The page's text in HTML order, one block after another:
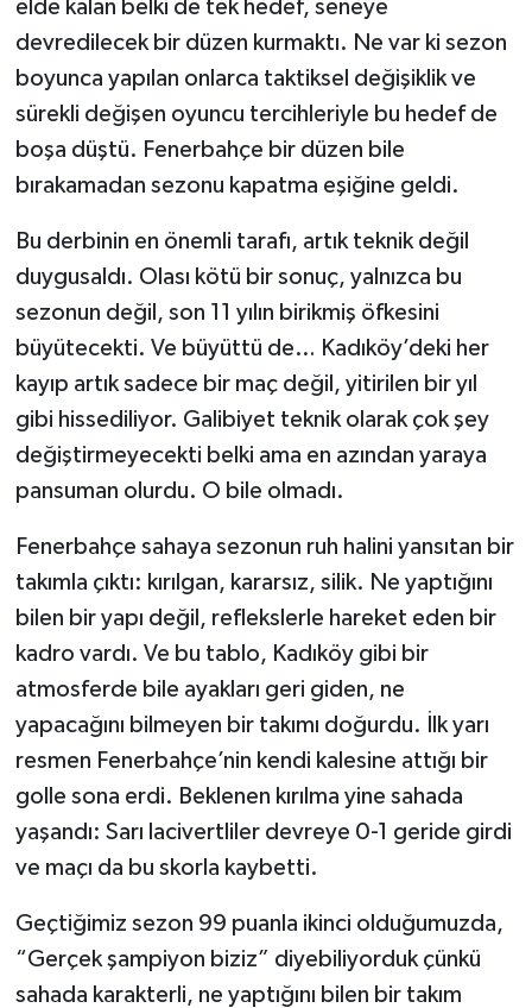
elde kalan belki de tek hedef, seneye
devredilecek bir düzen kurmaktı. Ne var ki sezon
boyunca yapılan onlarca taktiksel değişiklik ve
sürekli değişen oyuncu tercihleriyle bu hedef de
boşa düştü. Fenerbahçe bir düzen bile
bırakamadan sezonu kapatma eşiğine geldi.
Bu derbinin en önemli tarafı, artık teknik değil
duygusaldı. Olası kötü bir sonuç, yalnızca bu
sezonun değil, son 11 yılın birikmiş öfkesini
büyütecekti. Ve büyüttü de… Kadıköy’deki her
kayıp artık sadece bir maç değil, yitirilen bir yıl
gibi hissediliyor. Galibiyet teknik olarak çok şey
değiştirmeyecekti belki ama en azından yaraya
pansuman olurdu. O bile olmadı.
Fenerbahçe sahaya sezonun ruh halini yansıtan bir
takımla çıktı: kırılgan, kararsız, silik. Ne yaptığını
bilen bir yapı değil, reflekslerle hareket eden bir
kadro vardı. Ve bu tablo, Kadıköy gibi bir
atmosferde bile ayakları geri giden, ne
yapacağını bilmeyen bir takımı doğurdu. İlk yarı
resmen Fenerbahçe’nin kendi kalesine attığı bir
golle sona erdi. Beklenen kırılma yine sahada
yaşandı: Sarı lacivertliler devreye 0-1 geride girdi
ve maçı da bu skorla kaybetti.
Geçtiğimiz sezon 99 puanla ikinci olduğumuzda,
“Gerçek şampiyon biziz” diyebiliyorduk çünkü
sahada karakterli, ne yaptığını bilen bir takım
Bisiklet
Boks
Halter
Motor Sporları
Su Sporları
Diğer Spor Dalları
Futbolcular